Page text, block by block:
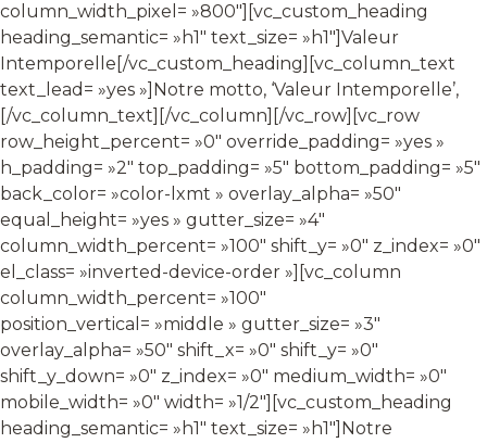
column_width_pixel= »800″][vc_custom_heading
heading_semantic= »h1″ text_size= »h1″]Valeur
Intemporelle[/vc_custom_heading][vc_column_text
text_lead= »yes »]Notre motto, ‘Valeur Intemporelle’,
[/vc_column_text][/vc_column][/vc_row][vc_row
row_height_percent= »0″ override_padding= »yes »
h_padding= »2″ top_padding= »5″ bottom_padding= »5″
back_color= »color-lxmt » overlay_alpha= »50″
equal_height= »yes » gutter_size= »4″
column_width_percent= »100″ shift_y= »0″ z_index= »0″
el_class= »inverted-device-order »][vc_column
column_width_percent= »100″
position_vertical= »middle » gutter_size= »3″
overlay_alpha= »50″ shift_x= »0″ shift_y= »0″
shift_y_down= »0″ z_index= »0″ medium_width= »0″
mobile_width= »0″ width= »1/2″][vc_custom_heading
heading_semantic= »h1″ text_size= »h1″]Notre